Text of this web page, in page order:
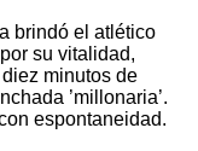
brindó el atlético
su vitalidad,
minutos de
’millonaria’.
espontaneidad.